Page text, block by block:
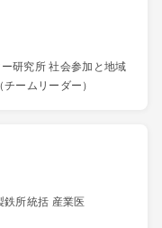
研究所 社会参加と地域
ームリーダー）
鉄所統括 産業医